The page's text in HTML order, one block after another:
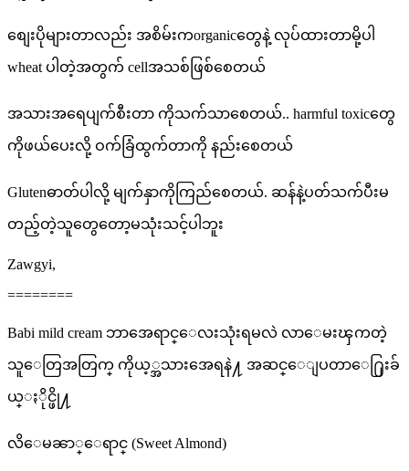
စျေးပိုများတာလည်း အစိမ်းကorganicတွေနဲ့ လုပ်ထားတာမို့ပါ
wheat ပါတဲ့အတွက် cellအသစ်ဖြစ်စေတယ်
အသားအရေပျက်စီးတာ ကိုသက်သာစေတယ်.. harmful toxicတွေ
ကိုဖယ်ပေးလို့ ဝက်ခြံထွက်တာကို နည်းစေတယ်
Glutenဓာတ်ပါလို့ မျက်နှာကိုကြည်စေတယ်. ဆန်နဲ့ပတ်သက်ပီးမ
တည့်တဲ့သူတွေတော့မသုံးသင့်ပါဘူး
Zawgyi,
========
Babi mild cream ဘာအေရာင္ေလးသုံးရမလဲ လာေမးၾကတဲ့
သူေတြအတြက္ ကိုယ့္အသားအေရနဲ႔ အဆင္ေျပတာေ႐ြးခ်
ယ္ႏိုင္ဖို႔
လိေမၼာ္ေရာင္ (Sweet Almond)